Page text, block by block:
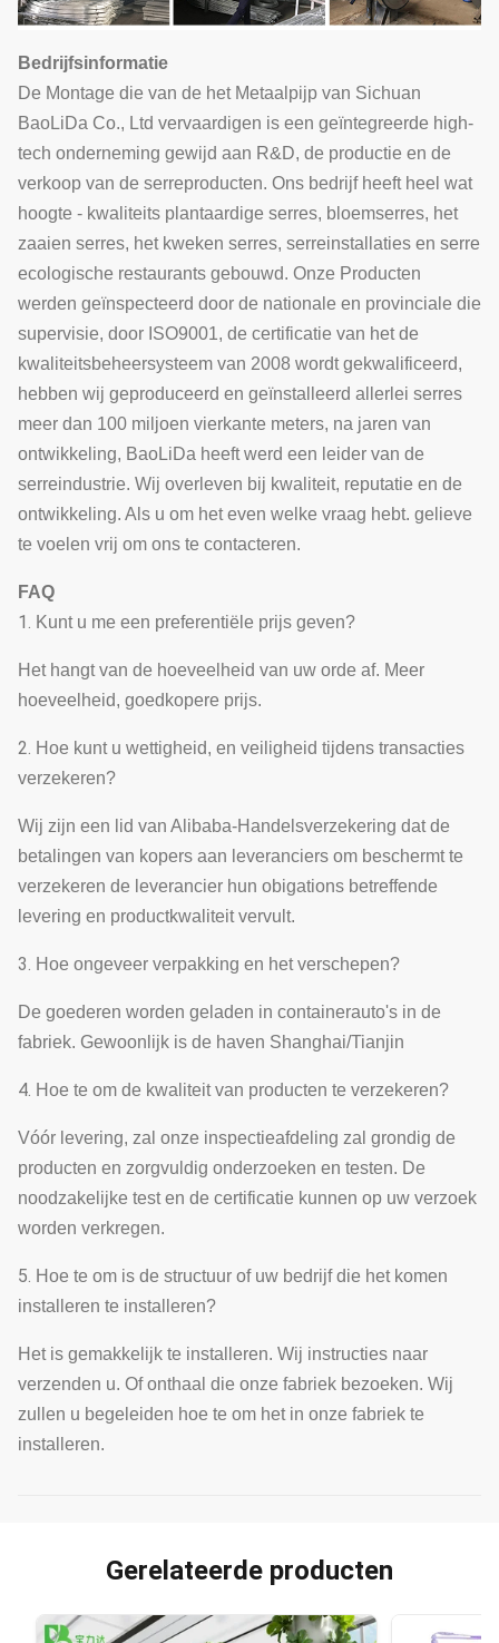
Bedrijfsinformatie
De Montage die van de het Metaalpijp van Sichuan
BaoLiDa Co., Ltd vervaardigen is een geïntegreerde high-
tech onderneming gewijd aan R&D, de productie en de
verkoop van de serreproducten. Ons bedrijf heeft heel wat
hoogte - kwaliteits plantaardige serres, bloemserres, het
zaaien serres, het kweken serres, serreinstallaties en serre
ecologische restaurants gebouwd. Onze Producten
werden geïnspecteerd door de nationale en provinciale die
supervisie, door ISO9001, de certificatie van het de
kwaliteitsbeheersysteem van 2008 wordt gekwalificeerd,
hebben wij geproduceerd en geïnstalleerd allerlei serres
meer dan 100 miljoen vierkante meters, na jaren van
ontwikkeling, BaoLiDa heeft werd een leider van de
serreindustrie. Wij overleven bij kwaliteit, reputatie en de
ontwikkeling. Als u om het even welke vraag hebt. gelieve
te voelen vrij om ons te contacteren.
FAQ
1. Kunt u me een preferentiële prijs geven?
Het hangt van de hoeveelheid van uw orde af. Meer
hoeveelheid, goedkopere prijs.
2. Hoe kunt u wettigheid, en veiligheid tijdens transacties
verzekeren?
Wij zijn een lid van Alibaba-Handelsverzekering dat de
betalingen van kopers aan leveranciers om beschermt te
verzekeren de leverancier hun obigations betreffende
levering en productkwaliteit vervult.
3. Hoe ongeveer verpakking en het verschepen?
De goederen worden geladen in containerauto's in de
fabriek. Gewoonlijk is de haven Shanghai/Tianjin
4. Hoe te om de kwaliteit van producten te verzekeren?
Vóór levering, zal onze inspectieafdeling zal grondig de
producten en zorgvuldig onderzoeken en testen. De
noodzakelijke test en de certificatie kunnen op uw verzoek
worden verkregen.
5. Hoe te om is de structuur of uw bedrijf die het komen
installeren te installeren?
Het is gemakkelijk te installeren. Wij instructies naar
verzenden u. Of onthaal die onze fabriek bezoeken. Wij
zullen u begeleiden hoe te om het in onze fabriek te
installeren.
Gerelateerde producten